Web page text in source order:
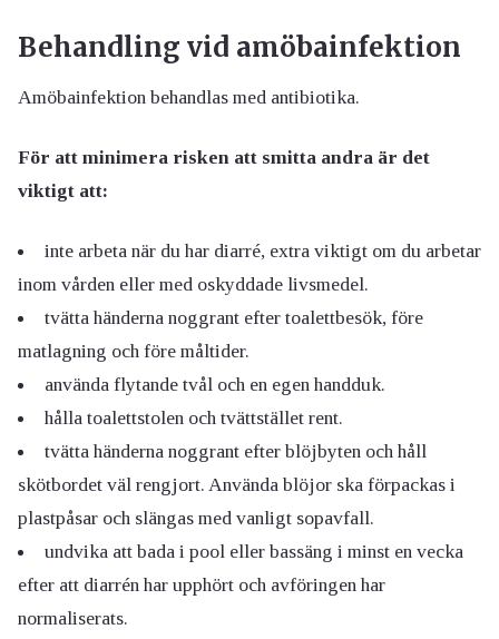
Behandling vid amöbainfektion
Amöbainfektion behandlas med antibiotika.
För att minimera risken att smitta andra är det
viktigt att:
inte arbeta när du har diarré, extra viktigt om du arbetar
inom vården eller med oskyddade livsmedel.
tvätta händerna noggrant efter toalettbesök, före
matlagning och före måltider.
använda flytande tvål och en egen handduk.
hålla toalettstolen och tvättstället rent.
tvätta händerna noggrant efter blöjbyten och håll
skötbordet väl rengjort. Använda blöjor ska förpackas i
plastpåsar och slängas med vanligt sopavfall.
undvika att bada i pool eller bassäng i minst en vecka
efter att diarrén har upphört och avföringen har
normaliserats.